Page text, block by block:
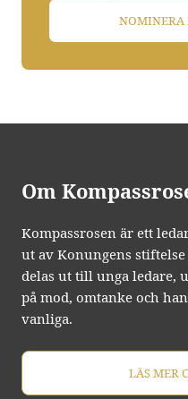
NOMINERA
Om
Kompassrosen är ett
ut av Konungens
delas ut till unga ledare,
på mod, omtanke och
vanliga.
LÄS MER